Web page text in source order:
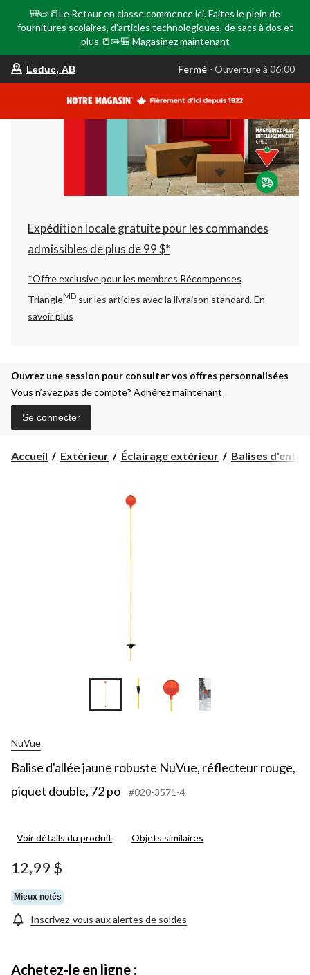
🎒✏️📒Le Retour en classe commence ici. Faites le plein de
fournitures scolaires, d'articles technologiques, de sacs à dos et
plus.📒✏️🎒 Magasinez maintenant
votre
est
AB,
Fermé,
Ouverture
à
06:00
changer
Leduc, AB Fermé ⋅ Ouverture à 06:00
Expédition locale gratuite pour les commandes
admissibles de plus de 99 $*
*Offre exclusive pour les membres Récompenses
TriangleMD sur les articles avec la livraison standard.En
savoir plus
Ouvrez une session pour consulter vos offres personnalisées
Vous n’avez pas de compte? Adhérez maintenant
Se connecter
Accueil Extérieur Éclairage extérieur Balises
NuVue
Balise d'allée jaune robuste NuVue, réflecteur rouge,
piquet double, 72 po
#020-3571-4
Voir détails du produit Objets similaires
12,99 $
Mieux notés
Inscrivez-vous aux alertes de soldes
Achetez-le en ligne :